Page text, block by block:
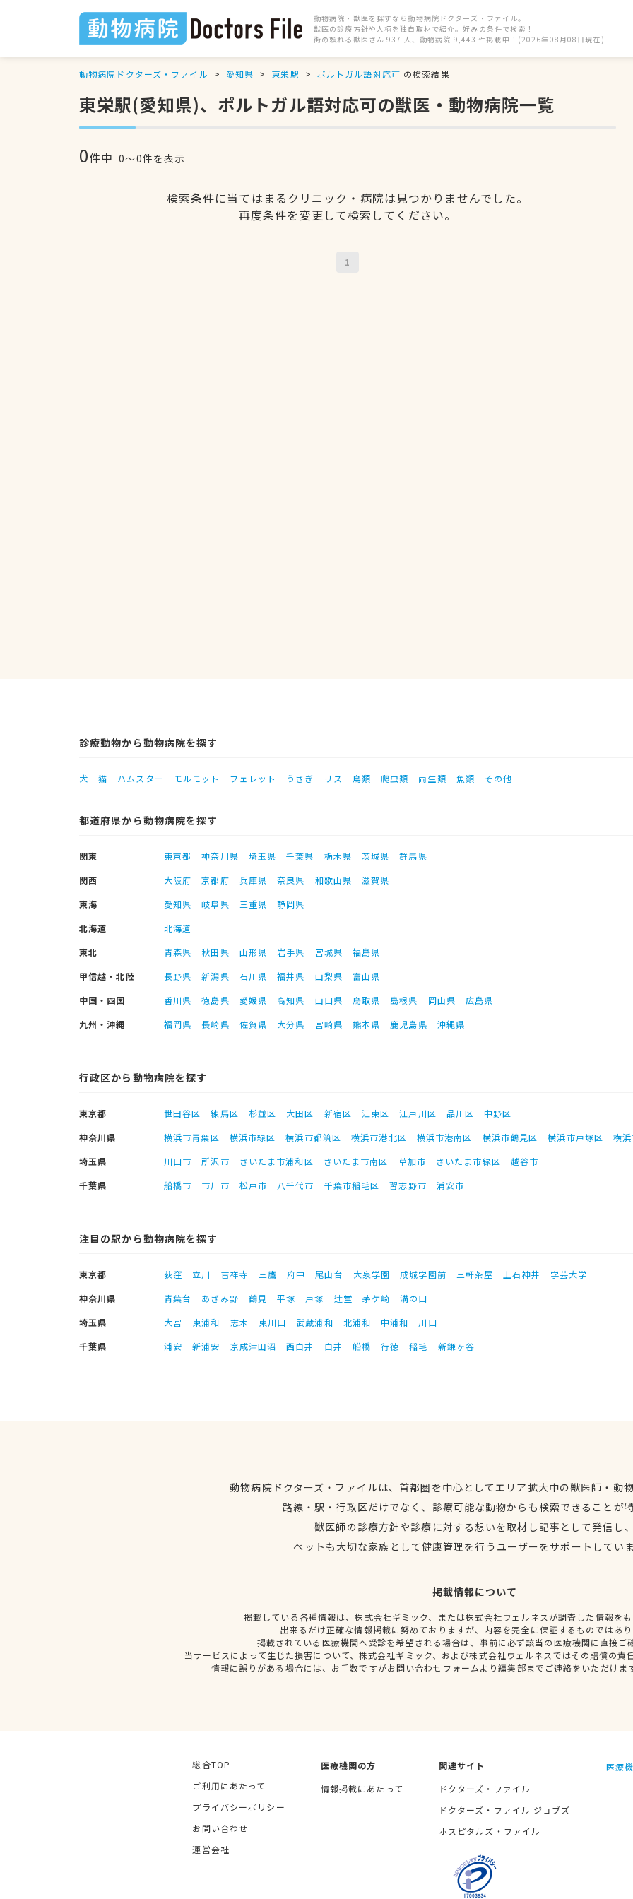
動物病院・獣医を探すなら動物病院ドクターズ・ファイル。
獣医の診療方針や人柄を独自取材で紹介。好みの条件で検索！
街の頼れる獣医さん 937 人、動物病院 9,443 件掲載中！(2026年08月08日現在)
動物病院ドクターズ・ファイル 愛知県 東栄駅 ポルトガル語対応可 の検索結果
東栄駅(愛知県)、ポルトガル語対応可の獣医・動物病院一覧
0件中 0〜0件を表示
検索条件に当てはまるクリニック・病院は見つかりませんでした。
再度条件を変更して検索してください。
1
診療動物から動物病院を探す
犬 猫 ハムスター モルモット フェレット うさぎ リス 鳥類 爬虫類 両生類 魚類 その他
都道府県から動物病院を探す
関東 東京都 神奈川県 埼玉県 千葉県 栃木県 茨城県
群馬県
関西
大阪府 京都府 兵庫県 奈良県 和歌山県
滋賀県
東海
愛知県 岐阜県 三重県
静岡県
北海道
北海道
東北
青森県 秋田県 山形県 岩手県 宮城県
福島県
甲信越・北陸
長野県 新潟県 石川県 福井県 山梨県
富山県
中国・四国
香川県 徳島県 愛媛県 高知県 山口県 鳥取県 島根県 岡山県
広島県
九州・沖縄
福岡県 長崎県 佐賀県 大分県 宮崎県 熊本県 鹿児島県 沖縄県
行政区から動物病院を探す
東京都 世田谷区 練馬区 杉並区 大田区 新宿区 江東区 江戸川区 品川区
中野区
神奈川県
横浜市青葉区 横浜市緑区 横浜市都筑区 横浜市港北区 横浜市港南区 横浜市鶴見区 横浜市戸塚区
横
埼玉県
川口市 所沢市 さいたま市浦和区 さいたま市南区 草加市 さいたま市緑区
越谷市
千葉県
船橋市 市川市 松戸市 八千代市 千葉市稲毛区 習志野市 浦安市
注目の駅から動物病院を探す
東京都 荻窪 立川 吉祥寺 三鷹 府中 尾山台 大泉学園 成城学園前 三軒茶屋 上石神井
学芸大学
神奈川県
青葉台 あざみ野 鶴見 平塚 戸塚 辻堂 茅ケ崎
溝の口
埼玉県
大宮 東浦和 志木 東川口 武蔵浦和 北浦和 中浦和
川口
千葉県
浦安 新浦安 京成津田沼 西白井 白井 船橋 行徳 稲毛 新鎌ヶ谷
動物病院ドクターズ・ファイルは、首都圏を中心としてエリア拡大中の獣医師・動
路線・駅・行政区だけでなく、診療可能な動物からも検索できることが
獣医師の診療方針や診療に対する想いを取材し記事として発信し
ペットも大切な家族として健康管理を行うユーザーをサポートしてい
掲載情報について
掲載している各種情報は、株式会社ギミック、または株式会社ウェルネスが調査した情報を
出来るだけ正確な情報掲載に努めておりますが、内容を完全に保証するものではあ
掲載されている医療機関へ受診を希望される場合は、事前に必ず該当の医療機関に直接ご
当サービスによって生じた損害について、株式会社ギミック、および株式会社ウェルネスではその賠償の責
情報に誤りがある場合には、お手数ですがお問い合わせフォームより編集部までご連絡をいただけま
総合TOP
ご利用にあたって
プライバシーポリシー
お問い合わせ
運営会社
医療機関の方
情報掲載にあたって
関連サイト
ドクターズ・ファイル
ドクターズ・ファイル ジョブズ
ホスピタルズ・ファイル
医療